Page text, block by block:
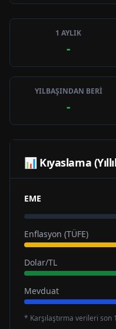
1 AYLIK
-
YILBAŞINDAN BERİ
-
📊 Kıyaslama
EME
Enflasyon (TÜFE)
Dolar/TL
Mevduat
* Karşılaştırma verileri son